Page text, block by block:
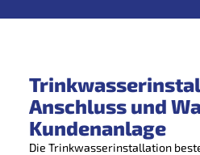
Anschluss und
Kundenanlage
Die Trinkwasserinstallation